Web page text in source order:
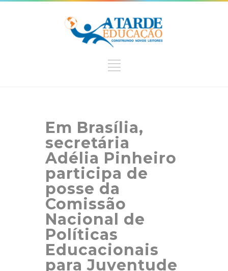
Em Brasília,
secretária
Adélia Pinheiro
participa de
posse da
Comissão
Nacional de
Políticas
Educacionais
para Juventude